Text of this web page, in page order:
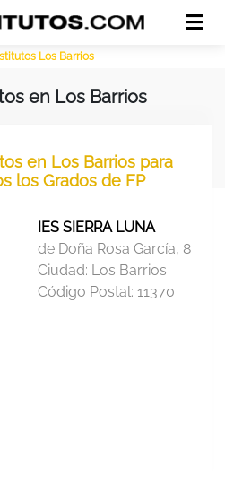
Los Barrios
en Los Barrios
en Los Barrios para
los Grados de FP
IES SIERRA LUNA
de Doña Rosa García, 8
Ciudad: Los Barrios
Código Postal: 11370